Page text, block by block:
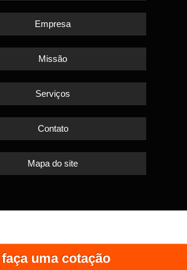
faça uma cotação
Empresa
Missão
Serviços
Contato
Mapa do site